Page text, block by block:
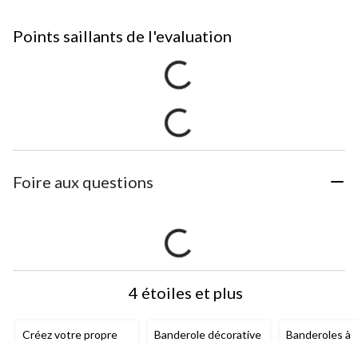
Points saillants de l'evaluation
Foire aux questions
4 étoiles et plus
Créez votre propre
Banderole décorative
Banderoles à